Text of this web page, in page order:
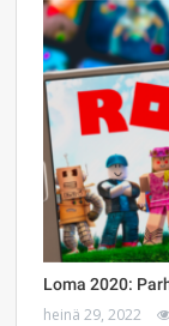
Loma 2020:
heinä 29, 2022